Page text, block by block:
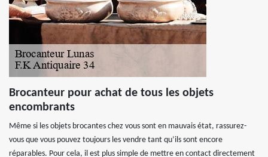
Brocanteur pour achat de tous les objets
encombrants
Même si les objets brocantes chez vous sont en mauvais état, rassurez-
vous que vous pouvez toujours les vendre tant qu’ils sont encore
réparables. Pour cela, il est plus simple de mettre en contact directement